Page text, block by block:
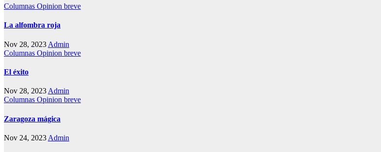
Columnas Opinion breve
La alfombra roja
Nov 28, 2023 Admin
Columnas Opinion breve
El éxito
Nov 28, 2023 Admin
Columnas Opinion breve
Zaragoza mágica
Nov 24, 2023 Admin